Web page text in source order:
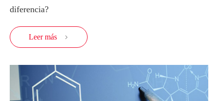
diferencia?
Leer más 